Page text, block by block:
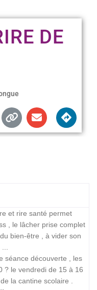
DE
et rire santé permet
, le lâcher prise complet
bien-être , à vider son
séance découverte , les
? le vendredi de 15 à 16
la cantine scolaire .